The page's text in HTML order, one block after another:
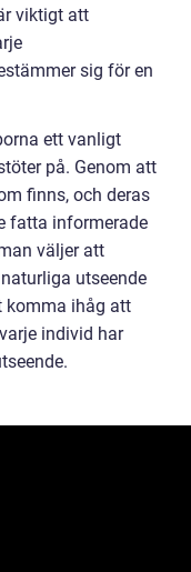
viktigt att
sig för en
ett vanligt
på. Genom att
finns, och deras
fatta informerade
väljer att
utseende
komma ihåg att
individ har